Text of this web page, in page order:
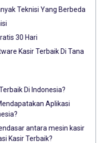
Teknisi Yang Berbeda
30 Hari
Kasir Terbaik Di Tana
Di Indonesia?
Aplikasi
antara mesin kasir
Kasir Terbaik?